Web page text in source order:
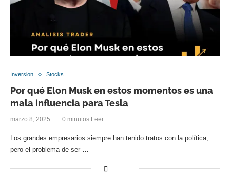
Inversion Stocks
Por qué Elon Musk en estos momentos es una
mala influencia para Tesla
marzo 8, 2025 0 minutos Leer
Los grandes empresarios siempre han tenido tratos con la política,
pero el problema de ser …